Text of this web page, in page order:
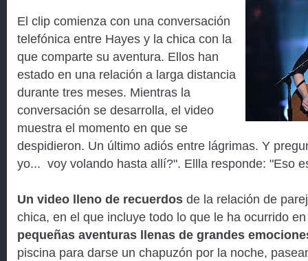
El clip comienza con una conversación
telefónica entre Hayes y la chica con la
que comparte su aventura. Ellos han
estado en una relación a larga distancia
durante tres meses. Mientras la
conversación se desarrolla, el video
muestra el momento en que se
despidieron. Un último adiós entre lágrimas. Y
yo... voy volando hasta allí?". Ellla responde: "Eso
Un video lleno de recuerdos de la relación de
chica, en el que incluye todo lo que le ha ocurrido
pequeñas aventuras llenas de grandes
piscina para darse un chapuzón por la noche,